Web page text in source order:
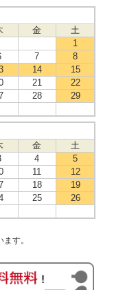
金
土
1
7
8
14
15
21
22
28
29
金
土
4
5
11
12
18
19
25
26
す。